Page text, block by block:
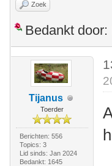
Zoek
Bedankt door:
Tijanus
Toerder
Berichten: 556
Topics: 3
Lid sinds: Jan 2024
Bedankt: 1645